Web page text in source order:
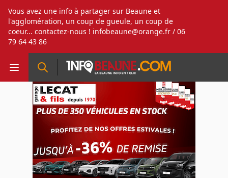
Vous avez une info à partager sur Beaune et
l'agglomération, un coup de gueule, un coup de
coeur... contactez-nous ! infobeaune@orange.fr / 06
79 64 43 86